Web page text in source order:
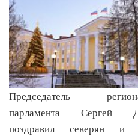
Председатель
парламента Сергей
поздравил северян и